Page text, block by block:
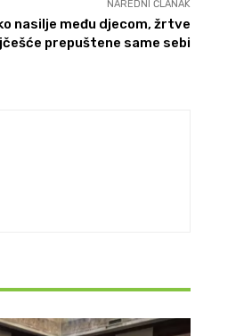
NAREDNI ČLANAK
nasilje među djecom, žrtve
prepuštene same sebi